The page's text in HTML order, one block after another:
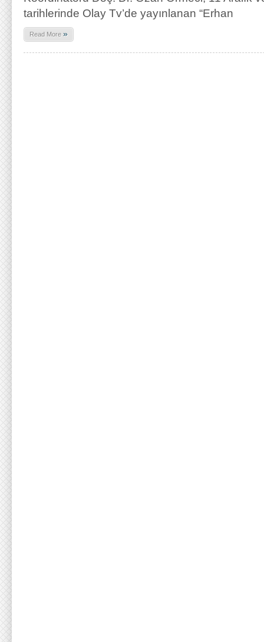
tarihlerinde Olay Tv’de yayınlanan “Erhan
Read More »